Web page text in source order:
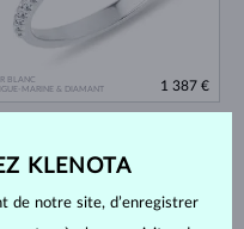
BLANC
MARINE & DIAMANT
1 387 €
KLENOTA
de notre site, d’enregistrer